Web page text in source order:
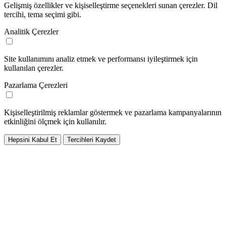
Gelişmiş özellikler ve kişiselleştirme seçenekleri sunan çerezler. Dil
tercihi, tema seçimi gibi.
Analitik Çerezler
Site kullanımını analiz etmek ve performansı iyileştirmek için
kullanılan çerezler.
Pazarlama Çerezleri
Kişiselleştirilmiş reklamlar göstermek ve pazarlama kampanyalarının
etkinliğini ölçmek için kullanılır.
Hepsini Kabul Et Tercihleri Kaydet